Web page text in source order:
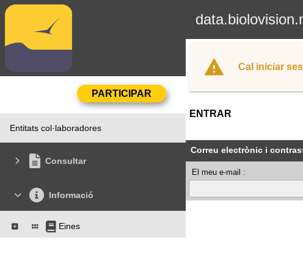
Entitats col·laboradores
Consultar
Informació
Eines
Cal iniciar
ENTRAR
Correu electrònic i
El meu e-mail :